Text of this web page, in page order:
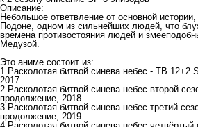
Описание:
Небольшое ответвление от основной
Подоне, одном из сильнейших людей, что
времена противостояния людей и
Медузой.
Это аниме состоит из:
1 Расколотая битвой синева небес - ТВ 12+2
2017
2 Расколотая битвой синева небес второй
продолжение, 2018
3 Расколотая битвой синева небес третий
продолжение, 2019